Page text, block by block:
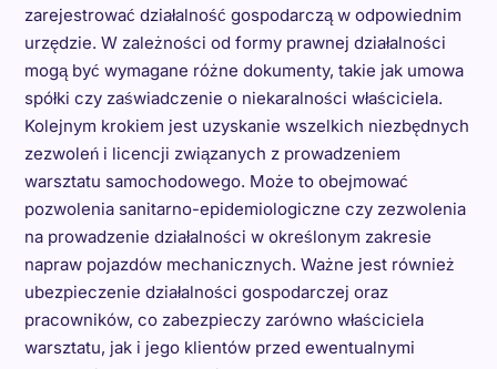
zarejestrować działalność gospodarczą w odpowiednim
urzędzie. W zależności od formy prawnej działalności
mogą być wymagane różne dokumenty, takie jak umowa
spółki czy zaświadczenie o niekaralności właściciela.
Kolejnym krokiem jest uzyskanie wszelkich niezbędnych
zezwoleń i licencji związanych z prowadzeniem
warsztatu samochodowego. Może to obejmować
pozwolenia sanitarno-epidemiologiczne czy zezwolenia
na prowadzenie działalności w określonym zakresie
napraw pojazdów mechanicznych. Ważne jest również
ubezpieczenie działalności gospodarczej oraz
pracowników, co zabezpieczy zarówno właściciela
warsztatu, jak i jego klientów przed ewentualnymi